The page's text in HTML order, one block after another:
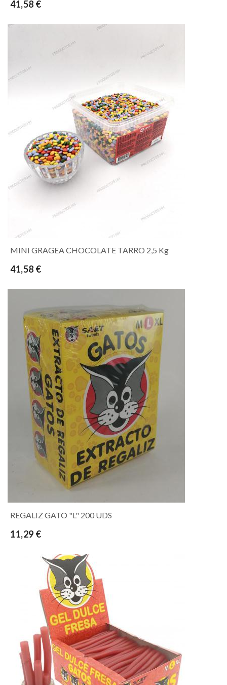
41,58 €
MINI GRAGEA CHOCOLATE TARRO 2,5 Kg
41,58 €
REGALIZ GATO "L" 200 UDS
11,29 €